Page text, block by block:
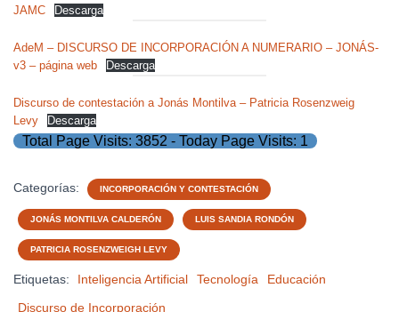
JAMC
Descarga
AdeM – DISCURSO DE INCORPORACIÓN A NUMERARIO – JONÁS-
v3 – página web
Descarga
Discurso de contestación a Jonás Montilva – Patricia Rosenzweig
Levy
Descarga
Total Page Visits: 3852 - Today Page Visits: 1
Categorías: INCORPORACIÓN Y CONTESTACIÓN
JONÁS MONTILVA CALDERÓN LUIS SANDIA RONDÓN
PATRICIA ROSENZWEIGH LEVY
Etiquetas: Inteligencia Artificial Tecnología
Educación
Discurso de Incorporación